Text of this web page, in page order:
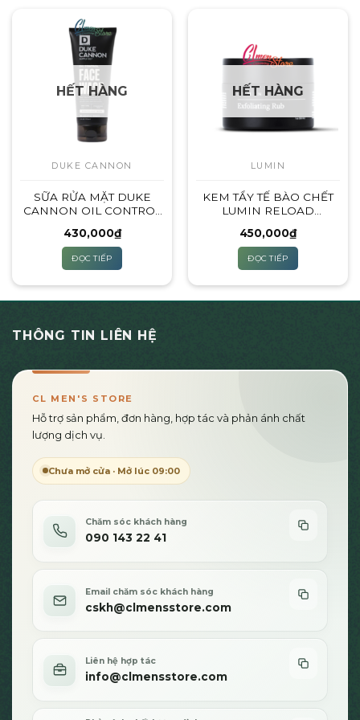
HẾT HÀNG
DUKE CANNON
SỮA RỬA MẶT DUKE
CANNON OIL CONTROL
CHO DA DẦU)
430,000₫
ĐỌC TIẾP
HẾT HÀNG
LUMIN
KEM TẨY TẾ BÀO CHẾT
LUMIN RELOAD
450,000₫
ĐỌC TIẾP
THÔNG TIN LIÊN HỆ
CL MEN'S STORE
Hỗ trợ sản phẩm, đơn hàng, hợp tác và phản ánh chất
lượng dịch vụ.
Chưa mở cửa · Mở lúc 09:00
Chăm sóc khách hàng
090 143 22 41
Email chăm sóc khách hàng
cskh@clmensstore.com
Liên hệ hợp tác
info@clmensstore.com